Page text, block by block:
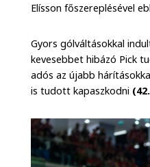
Elísson főszereplésével
Gyors gólváltásokkal
kevesebbet hibázó Pick
adós az újabb
is tudott kapaszkodni